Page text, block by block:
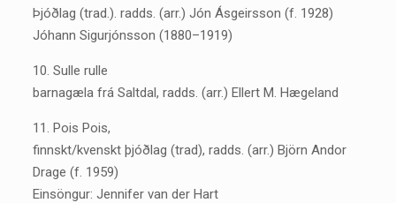
Þjóðlag (trad.). radds. (arr.) Jón Ásgeirsson (f. 1928)
Jóhann Sigurjónsson (1880–1919)
10. Sulle rulle
barnagæla frá Saltdal, radds. (arr.) Ellert M. Hægeland
11. Pois Pois,
finnskt/kvenskt þjóðlag (trad), radds. (arr.) Björn Andor
Drage (f. 1959)
Einsöngur: Jennifer van der Hart